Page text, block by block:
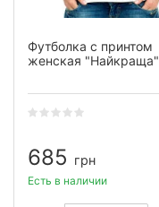
Футболка с принтом
женская "Найкраща"
685 грн
Есть в наличии